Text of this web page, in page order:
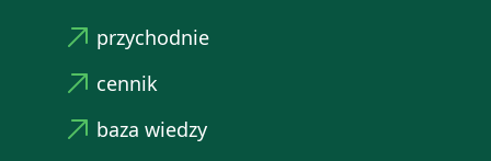
przychodnie
cennik
baza wiedzy